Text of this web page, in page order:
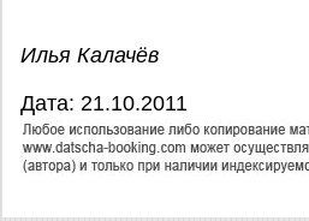
Илья Калачёв
Дата: 21.10.2011